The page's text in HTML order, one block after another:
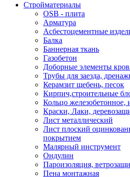
Стройматериалы
OSB - плита
Арматура
Асбестоцементные
Балка
Баннерная ткань
Газобетон
Доборные элементы
Трубы для заезда,
Керамзит щебень, песок
Кирпич,строительные
Кольцо железобетонное,
Краски, Лаки,
Лист металлический
Лист плоский
покрытием
Малярный инструмент
Ондулин
Пароизоляция,
Пена монтажная